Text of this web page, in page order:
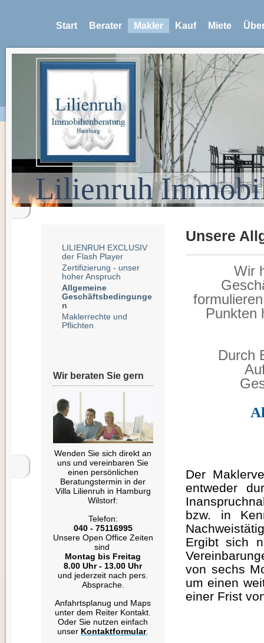
Start Berater Makler Kauf Miete
Lilienruh
LILIENRUH EXCLUSIV
der Flash Player
Zertifizierung - unser
hoher Anspruch
Allgemeine
Geschäftsbedingunge
n
Maklerrechte und
Pflichten
Wir beraten Sie gern
Wenden Sie sich direkt an
uns und vereinbaren Sie
einen persönlichen
Beratungstermin in der
Villa Lilienruh in Hamburg
Wilstorf:
Telefon:
040 - 75116995
Unsere Open Office Zeiten
sind
Montag bis Freitag
8.00 Uhr - 13.00 Uhr
und jederzeit nach pers.
Absprache.
Anfahrtsplanug und Maps
unter dem Reiter Kontakt.
Oder Sie nutzen einfach
unser Kontaktformular.
Unsere
Wir
Punkten
Durch
Der
entweder
bzw. in
Ergibt sich
von sechs
um einen
einer Frist